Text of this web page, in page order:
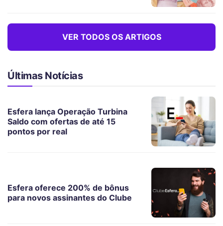
VER TODOS OS ARTIGOS
Últimas Notícias
Esfera lança Operação Turbina
Saldo com ofertas de até 15
pontos por real
Esfera oferece 200% de bônus
para novos assinantes do Clube